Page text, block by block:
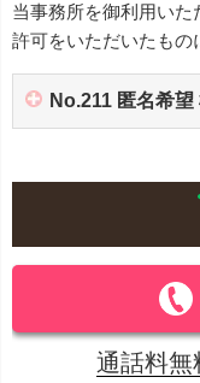
当事務所を御利用い
許可をいただいたもの
No.211 匿名希望
通話料無